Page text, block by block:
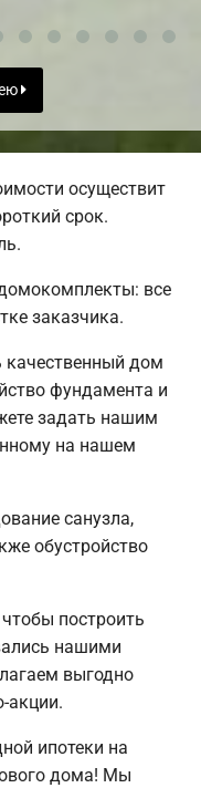
осуществит
срок.
все
заказчика.
качественный дом
фундамента и
задать нашим
на нашем
санузла,
обустройство
построить
нашими
выгодно
акции.
ипотеки на
дома! Мы